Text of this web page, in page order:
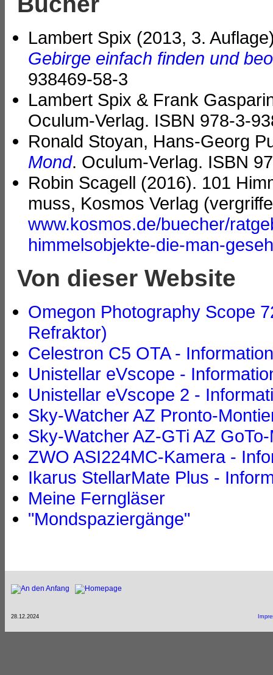
Lambert Spix (2013, 3.
Gebirge einfach finden und
938469-58-3
Lambert Spix & Frank
Oculum-Verlag. ISBN 978-3-
Ronald Stoyan, Hans-Georg
Mond. Oculum-Verlag. ISBN
Robin Scagell (2016). 101
muss, Kosmos Verlag
www.kosmos.de/buecher/
himmelsobjekte-die-man-
Von dieser Website
Omegon Photography Scope
Refraktor)
Celestron C5 OTA -
Unistellar eVscope -
Unistellar eVscope 2 -
Sky-Watcher AZ Pronto-
Sky-Watcher AZ-GTi AZ
ZWO ASI224MC-Kamera -
Ikarus StellarMate Plus -
Meine Ferngläser
"Mondspaziergänge"
28.12.2024